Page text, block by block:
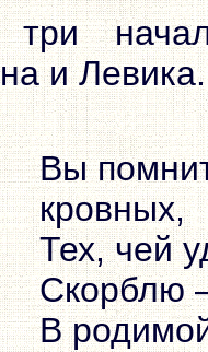
три
и Левика.
Вы
кровных,
Тех, чей
Скорблю
В